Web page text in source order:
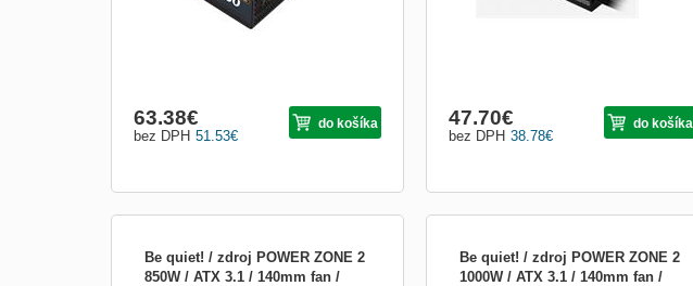
51.53€
bez DPH
63.38€ do košíka
38.78€
bez DPH
47.70€ do košíka
Be quiet! / zdroj POWER ZONE 2
850W / ATX 3.1 / 140mm fan /
Be quiet! / zdroj POWER ZONE 2
1000W / ATX 3.1 / 140mm fan /